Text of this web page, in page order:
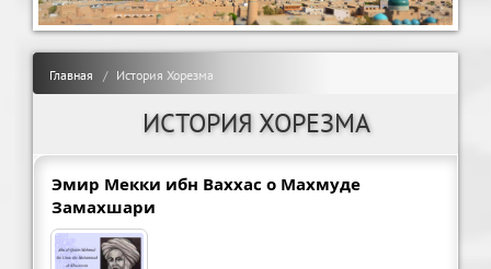
Главная История Хорезма
ИСТОРИЯ ХОРЕЗМА
Эмир Мекки ибн Ваххас о Махмуде
Замахшари